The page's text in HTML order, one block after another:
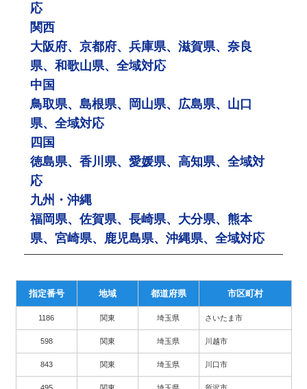
応
関西
大阪府、京都府、兵庫県、滋賀県、奈良
県、和歌山県、全域対応
中国
鳥取県、島根県、岡山県、広島県、山口
県、全域対応
四国
徳島県、香川県、愛媛県、高知県、全域対
応
九州・沖縄
福岡県、佐賀県、長崎県、大分県、熊本
県、宮崎県、鹿児島県、沖縄県、全域対応
指定番号 地域 都道府県 市区町村
1186 関東 埼玉県 さいたま市
598 関東 埼玉県 川越市
843 関東 埼玉県 川口市
495 関東 埼玉県 所沢市